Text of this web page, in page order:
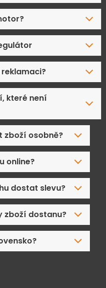
které není
zboží osobně?
online?
dostat slevu?
zboží dostanu?